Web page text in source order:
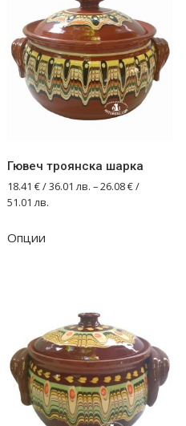
Гювеч троянска шарка
18.41€/ 36.01 лв.–26.08€/
51.01 лв.
Опции
options
may
be
chosen
on